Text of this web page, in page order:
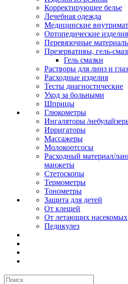
Корректирующее белье
Лечебная одежда
Медицинские
Ортопедические изделия
Перевязочные
Презервативы, гель-
Гель смазки
Растворы для линз и глаз
Расходные изделия
Тесты диагностические
Уход за больными
Шприцы
Глюкометры
Ингаляторы /
Ирригаторы
Массажеры
Молокоотсосы
Расходный материал/
манжеты
Стетоскопы
Термометры
Тонометры
Защита для детей
От клещей
От летающих насекомых
Педикулез